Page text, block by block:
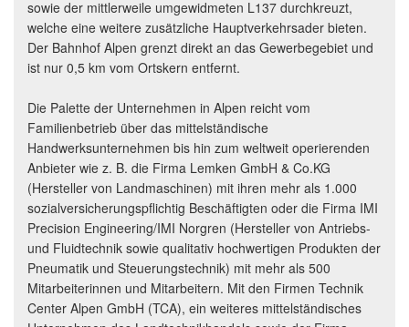
sowie der mittlerweile umgewidmeten L137 durchkreuzt,
welche eine weitere zusätzliche Hauptverkehrsader bieten.
Der Bahnhof Alpen grenzt direkt an das Gewerbegebiet und
ist nur 0,5 km vom Ortskern entfernt.
Die Palette der Unternehmen in Alpen reicht vom
Familienbetrieb über das mittelständische
Handwerksunternehmen bis hin zum weltweit operierenden
Anbieter wie z. B. die Firma Lemken GmbH & Co.KG
(Hersteller von Landmaschinen) mit ihren mehr als 1.000
sozialversicherungspflichtig Beschäftigten oder die Firma IMI
Precision Engineering/IMI Norgren (Hersteller von Antriebs-
und Fluidtechnik sowie qualitativ hochwertigen Produkten der
Pneumatik und Steuerungstechnik) mit mehr als 500
Mitarbeiterinnen und Mitarbeitern. Mit den Firmen Technik
Center Alpen GmbH (TCA), ein weiteres mittelständisches